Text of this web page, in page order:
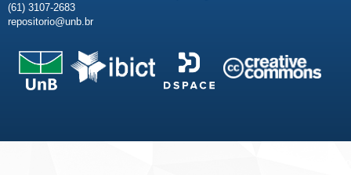
(61) 3107-2683
repositorio@unb.br